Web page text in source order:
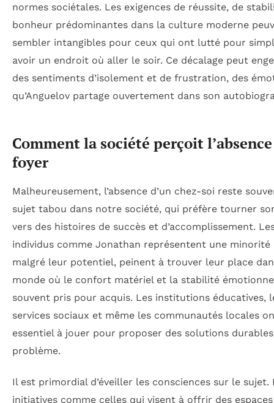
normes sociétales. Les exigences de réussite, de
bonheur prédominantes dans la culture moderne
sembler intangibles pour ceux qui ont lutté pour
avoir un endroit où aller le soir. Ce décalage peut
des sentiments d’isolement et de frustration, des
qu’Anguelov partage ouvertement dans son
Comment la société perçoit
foyer
Malheureusement, l’absence d’un chez-soi reste
sujet tabou dans notre société, qui préfère tourner
vers des histoires de succès et d’accomplissement.
individus comme Jonathan représentent une minorité
malgré leur potentiel, peinent à trouver leur place
monde où le confort matériel et la stabilité
souvent pris pour acquis. Les institutions éducatives,
services sociaux et même les communautés locales
essentiel à jouer pour proposer des solutions
problème.
Il est primordial d’éveiller les consciences sur le sujet.
initiatives comme celles qui visent à offrir des espaces